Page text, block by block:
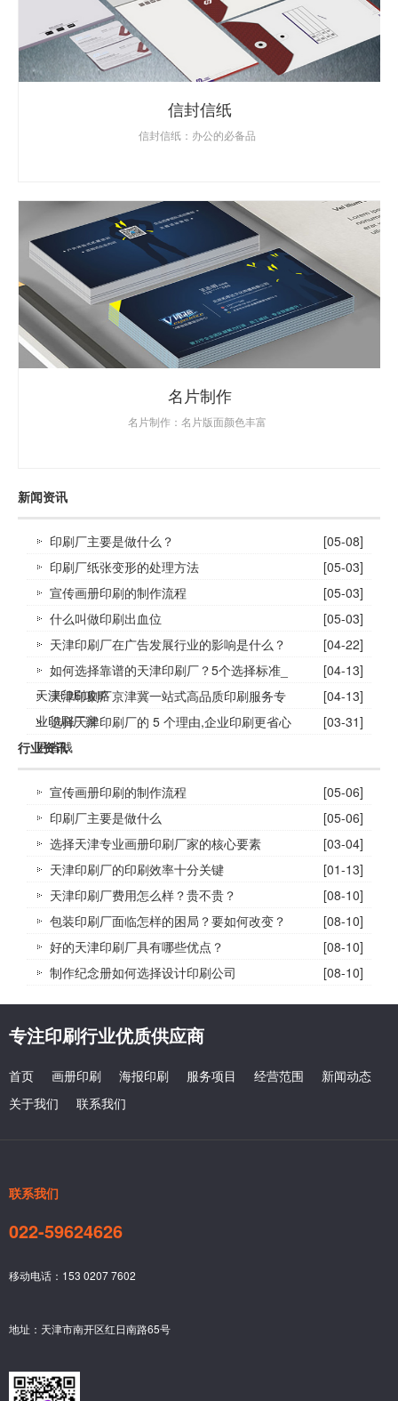
信封信纸
信封信纸：办公的必备品
名片制作
名片制作：名片版面颜色丰富
新闻资讯
印刷厂主要是做什么？
[05-08]
印刷厂纸张变形的处理方法
[05-03]
宣传画册印刷的制作流程
[05-03]
什么叫做印刷出血位
[05-03]
天津印刷厂在广告发展行业的影响是什么？
[04-22]
如何选择靠谱的天津印刷厂？5个选择标准_
天津印刷攻略
[04-13]
天津印刷厂京津冀一站式高品质印刷服务专
业印刷厂家
[04-13]
选择天津印刷厂的 5 个理由,企业印刷更省心
更省钱
[03-31]
行业资讯
宣传画册印刷的制作流程
[05-06]
印刷厂主要是做什么
[05-06]
选择天津专业画册印刷厂家的核心要素
[03-04]
天津印刷厂的印刷效率十分关键
[01-13]
天津印刷厂费用怎么样？贵不贵？
[08-10]
包装印刷厂面临怎样的困局？要如何改变？
[08-10]
好的天津印刷厂具有哪些优点？
[08-10]
制作纪念册如何选择设计印刷公司
[08-10]
专注印刷行业优质供应商
首页 画册印刷 海报印刷 服务项目 经营范围
新闻动态
关于我们
联系我们
联系我们
022-59624626
移动电话：153 0207 7602
地址：天津市南开区红日南路65号